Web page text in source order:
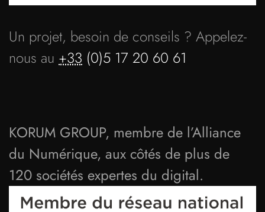
Un projet, besoin de conseils ? Appelez-
nous au +33 (0)5 17 20 60 61
KORUM GROUP, membre de l’Alliance
du Numérique, aux côtés de plus de
120 sociétés expertes du digital.